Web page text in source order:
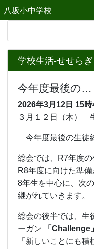
八坂小中学校
学校生活-せせらぎ
今年度最後の…
2026年3月12日 15時
３月１２日（木）
今年度最後の生徒
総会では、R7年度の
R8年度に向けた準備
8年生を中心に、次
継がれていきます。
総会の後半では、生
ーガン
「Challenge」
「新しいことにも